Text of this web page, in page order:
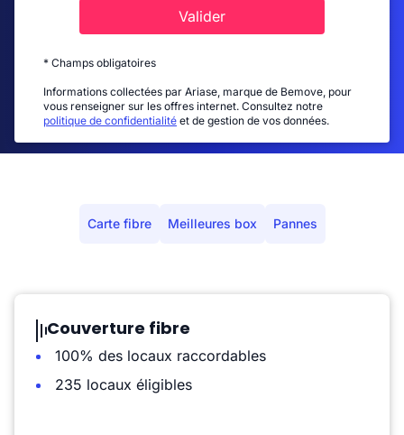
Valider
* Champs obligatoires
Informations collectées par Ariase, marque de Bemove, pour
vous renseigner sur les offres internet. Consultez notre
politique de confidentialité et de gestion de vos données.
Carte fibre Meilleures box Pannes
Couverture fibre
100% des locaux raccordables
235 locaux éligibles